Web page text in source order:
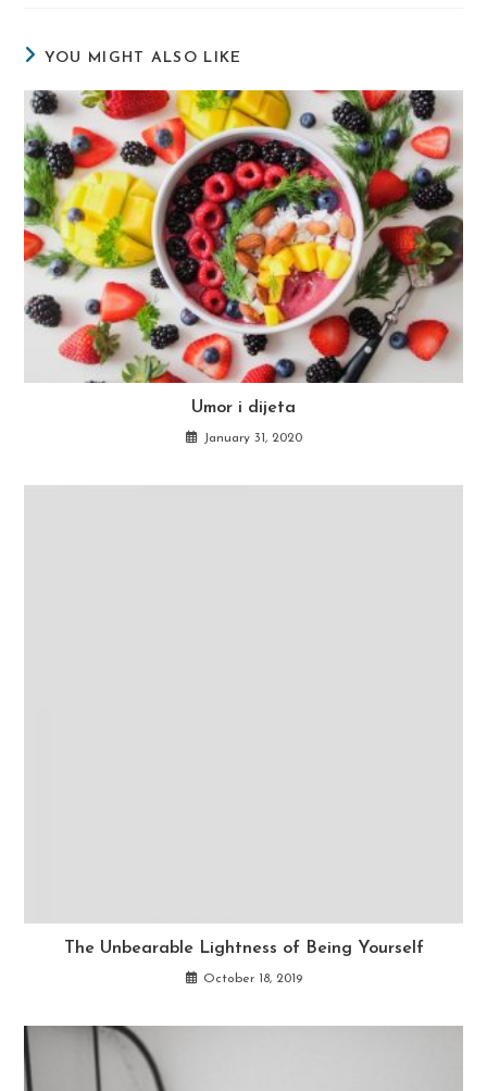
YOU MIGHT ALSO LIKE
Umor i dijeta
January 31, 2020
The Unbearable Lightness of Being Yourself
October 18, 2019